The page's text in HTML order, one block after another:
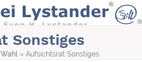
Sonstiges
Wahl » Aufsichtsrat Sonstiges